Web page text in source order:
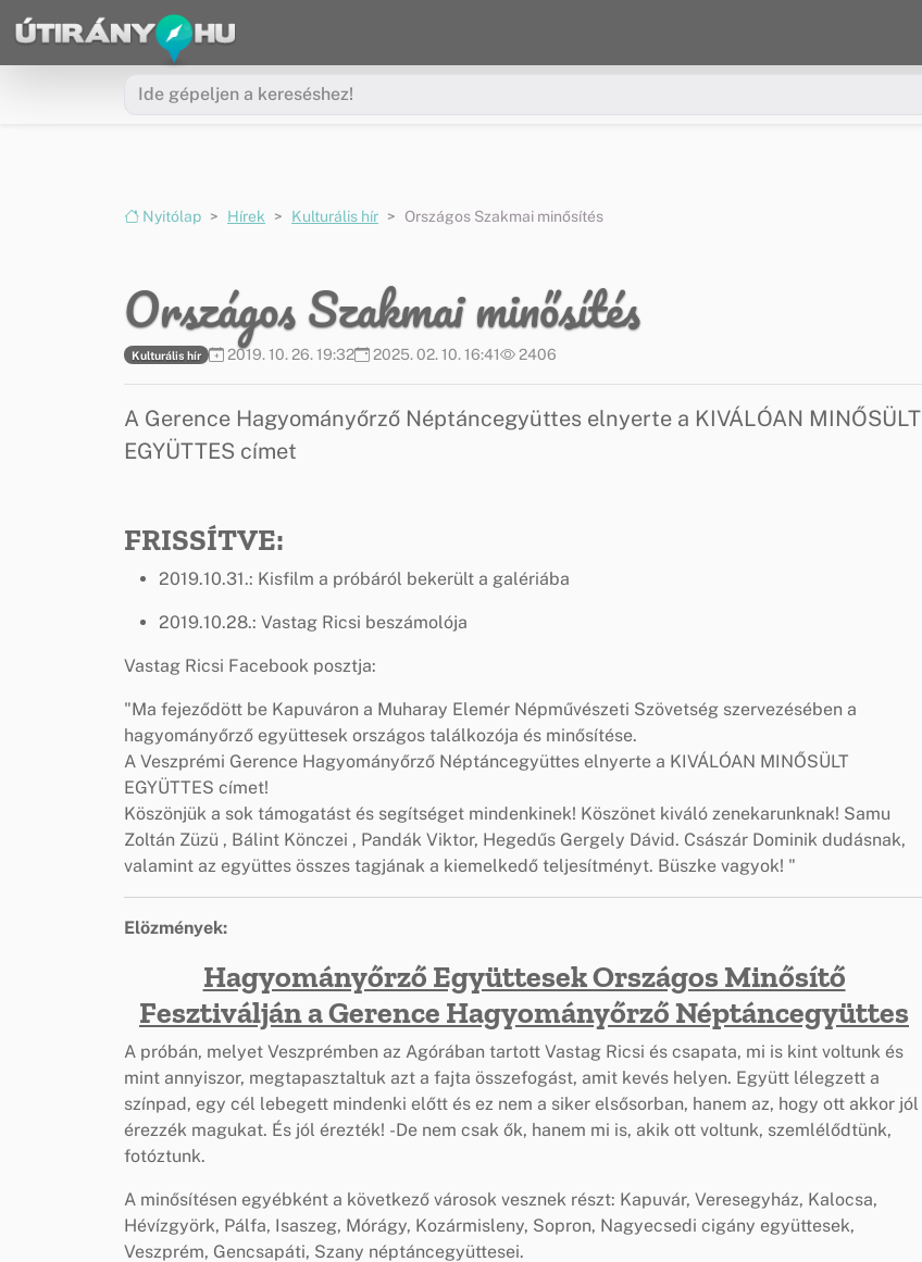
Ugrás a menüre
Ugrás a tartalomra
Nyitólap Hírek Kulturális hír Országos Szakmai minősítés
Országos Szakmai minősítés
Kulturális hír 2019. 10. 26. 19:32 2025. 02. 10. 16:41 2406
A Gerence Hagyományőrző Néptáncegyüttes elnyerte a KIVÁLÓAN MINŐSÜLT
EGYÜTTES címet
FRISSÍTVE:
2019.10.31.: Kisfilm a próbáról bekerült a galériába
2019.10.28.: Vastag Ricsi beszámolója
Vastag Ricsi Facebook posztja:
"Ma fejeződött be Kapuváron a Muharay Elemér Népművészeti Szövetség szervezésében a
hagyományőrző együttesek országos találkozója és minősítése.
A Veszprémi Gerence Hagyományőrző Néptáncegyüttes elnyerte a KIVÁLÓAN MINŐSÜLT
EGYÜTTES címet!
Köszönjük a sok támogatást és segítséget mindenkinek! Köszönet kiváló zenekarunknak! Samu
Zoltán Züzü , Bálint Könczei , Pandák Viktor, Hegedűs Gergely Dávid. Császár Dominik dudásnak,
valamint az együttes összes tagjának a kiemelkedő teljesítményt. Büszke vagyok! "
Elözmények:
Hagyományőrző Együttesek Országos Minősítő
Fesztiválján a Gerence Hagyományőrző Néptáncegyüttes
A próbán, melyet Veszprémben az Agórában tartott Vastag Ricsi és csapata, mi is kint voltunk és
mint annyiszor, megtapasztaltuk azt a fajta összefogást, amit kevés helyen. Együtt lélegzett a
színpad, egy cél lebegett mindenki előtt és ez nem a siker elsősorban, hanem az, hogy ott akkor jól
érezzék magukat. És jól érezték! -De nem csak ők, hanem mi is, akik ott voltunk, szemlélődtünk,
fotóztunk.
A minősítésen egyébként a következő városok vesznek részt: Kapuvár, Veresegyház, Kalocsa,
Hévízgyörk, Pálfa, Isaszeg, Mórágy, Kozármisleny, Sopron, Nagyecsedi cigány együttesek,
Veszprém, Gencsapáti, Szany néptáncegyüttesei.